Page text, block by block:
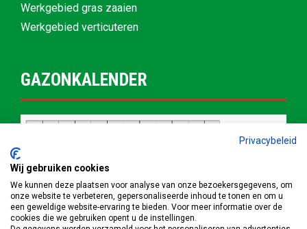
Werkgebied gras zaaien
Werkgebied verticuteren
GAZONKALENDER
Privacybeleid
Wij gebruiken cookies
We kunnen deze plaatsen voor analyse van onze bezoekersgegevens, om
onze website te verbeteren, gepersonaliseerde inhoud te tonen en om u
een geweldige website-ervaring te bieden. Voor meer informatie over de
cookies die we gebruiken opent u de instellingen.